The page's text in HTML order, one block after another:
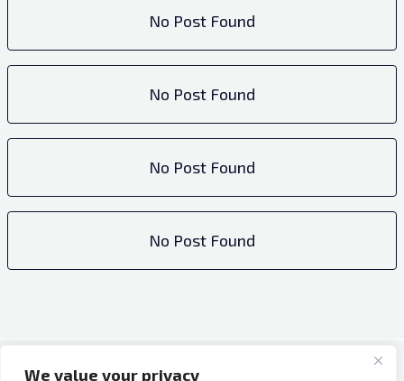
We value your privacy
No Post Found
No Post Found
No Post Found
No Post Found